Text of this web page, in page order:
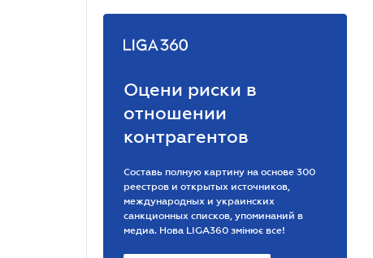
Оцени риски в
отношении
контрагентов
Составь полную картину на основе 300
реестров и открытых источников,
международных и украинских
санкционных списков, упоминаний в
медиа. Нова LIGA360 змінює все!